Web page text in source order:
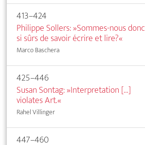
413–424
Philippe Sollers: »Sommes-nous donc
si sûrs de savoir écrire et lire?«
Marco Baschera
425–446
Susan Sontag: »Interpretation […]
violates Art.«
Rahel Villinger
447–460